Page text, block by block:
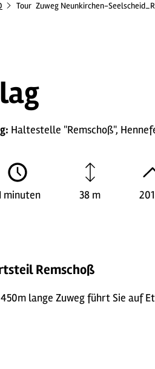
Tour Zuweg Neunkirchen-
Haltestelle "Remschoß",
minuten 38 m
Remschoß
lange Zuweg führt Sie auf